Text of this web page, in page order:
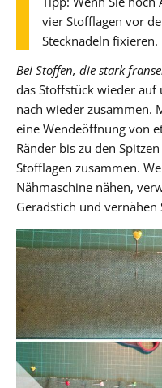
vier Stofflagen vor
Stecknadeln fixieren.
Bei Stoffen, die stark
das Stoffstück wieder
nach wieder zusammen.
eine Wendeöffnung von
Ränder bis zu den
Stofflagen zusammen.
Nähmaschine nähen,
Geradstich und vernähen